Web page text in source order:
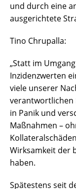
und durch eine
ausgerichtete
Tino Chrupalla:
„Statt im
Inzidenzwerten
viele unserer
verantwortlichen
in Panik und
Maßnahmen –
Wirksamkeit der
haben.
Spätestens seit